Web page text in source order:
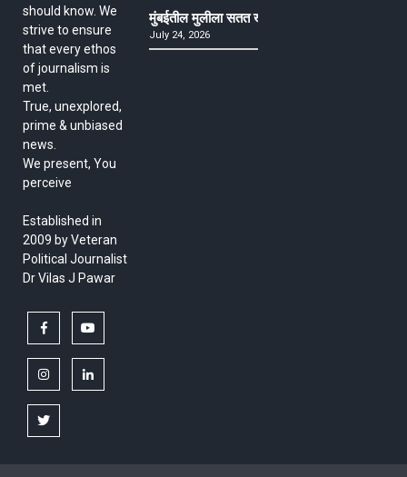
should know. We
strive to ensure
that every ethos
of journalism is
met.
True, unexplored,
prime & unbiased
news.
We present, You
perceive
Established in
2009 by Veteran
Political Journalist
Dr Vilas J Pawar
facebook
instagramlinkedin
twitter
मुंबईतील मुलीला सतत खोकला अन् ताप, ७ वर्षे उपचार
July 24, 2026